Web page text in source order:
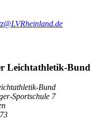
Leichtathletik-Bund
Bund
Sportschule 7